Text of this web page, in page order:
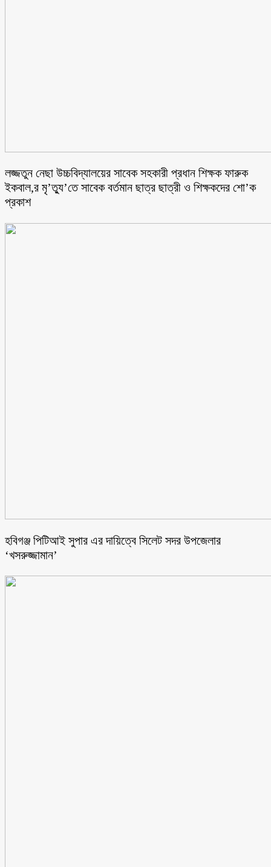
লজ্জতুন নেছা উচ্চবিদ্যালয়ের সাবেক সহকারী প্রধান শিক্ষক ফারুক
ইকবাল,র মৃ’ত্যু’তে সাবেক বর্তমান ছাত্র ছাত্রী ও শিক্ষকদের শো’ক
প্রকাশ
হবিগঞ্জ পিটিআই সুপার এর দায়িত্বে সিলেট সদর উপজেলার
‘খসরুজ্জামান’